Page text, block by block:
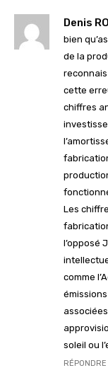
Denis
bien
de la
reconnais
cette
chiffres
Les
l’opposé
comme
soleil ou
RÉPONDRE